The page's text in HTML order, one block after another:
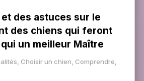
des astuces sur le
des chiens qui feront
un meilleur Maître
Choisir un chien Comprendre